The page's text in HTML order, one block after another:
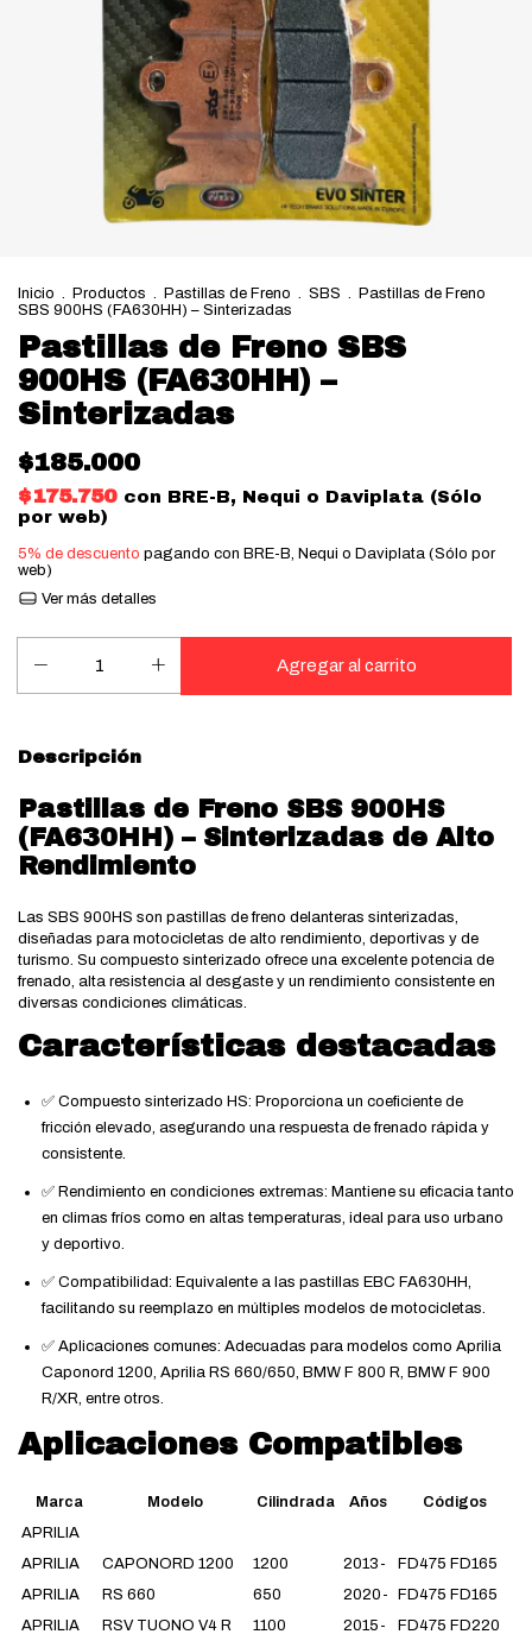
Inicio . Productos . Pastillas de Freno . SBS .
Pastillas de Freno
SBS 900HS (FA630HH) – Sinterizadas
Pastillas de Freno SBS
900HS (FA630HH) –
Sinterizadas
$185.000
$175.750 con BRE-B, Nequi o Daviplata (Sólo
por web)
5% de descuento pagando con BRE-B, Nequi o Daviplata (Sólo por
web)
Ver más detalles
Descripción
Pastillas de Freno SBS 900HS
(FA630HH) – Sinterizadas de Alto
Rendimiento
Las SBS 900HS son pastillas de freno delanteras sinterizadas,
diseñadas para motocicletas de alto rendimiento, deportivas y de
turismo. Su compuesto sinterizado ofrece una excelente potencia de
frenado, alta resistencia al desgaste y un rendimiento consistente en
diversas condiciones climáticas.
Características destacadas
✅ Compuesto sinterizado HS: Proporciona un coeficiente de
fricción elevado, asegurando una respuesta de frenado rápida y
consistente.
✅ Rendimiento en condiciones extremas: Mantiene su eficacia tanto
en climas fríos como en altas temperaturas, ideal para uso urbano
y deportivo.
✅ Compatibilidad: Equivalente a las pastillas EBC FA630HH,
facilitando su reemplazo en múltiples modelos de motocicletas.
✅ Aplicaciones comunes: Adecuadas para modelos como Aprilia
Caponord 1200, Aprilia RS 660/650, BMW F 800 R, BMW F 900
R/XR, entre otros.
Aplicaciones Compatibles
Marca Modelo Cilindrada Años
Códigos
APRILIA
APRILIA
CAPONORD 1200 1200 2013-
FD475 FD165
APRILIA
RS 660 650 2020-
FD475 FD165
APRILIA
RSV TUONO V4 R 1100 2015-
FD475 FD220